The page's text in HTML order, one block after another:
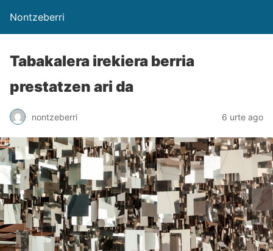
Nontzeberri
Tabakalera irekiera berria
prestatzen ari da
nontzeberri 6 urte ago